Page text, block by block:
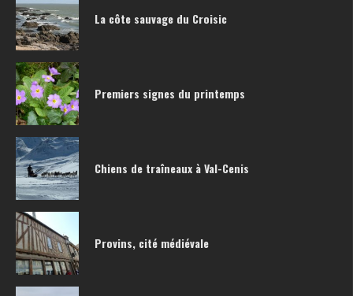
La côte sauvage du Croisic
Premiers signes du printemps
Chiens de traîneaux à Val-Cenis
Provins, cité médiévale